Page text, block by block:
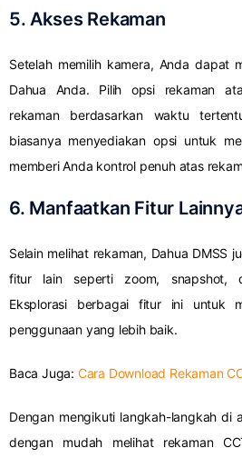
5. Akses Rekaman
Setelah memilih kamera, Anda dapat
Dahua Anda. Pilih opsi rekaman
rekaman berdasarkan waktu
biasanya menyediakan opsi untuk
memberi Anda kontrol penuh atas
6. Manfaatkan Fitur
Selain melihat rekaman, Dahua DMSS
fitur lain seperti zoom, snapshot,
Eksplorasi berbagai fitur ini untuk
penggunaan yang lebih baik.
Baca Juga: Cara Download Rekaman
Dengan mengikuti langkah-langkah di
dengan mudah melihat rekaman